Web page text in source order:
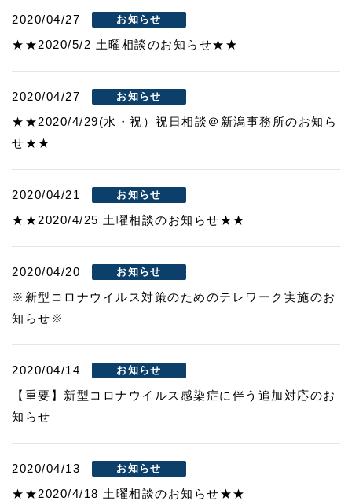
2020/04/27 お知らせ
★★2020/5/2 土曜相談のお知らせ★★
2020/04/27 お知らせ
★★2020/4/29(水・祝）祝日相談＠新潟事務所のお知ら
せ★★
2020/04/21 お知らせ
★★2020/4/25 土曜相談のお知らせ★★
2020/04/20 お知らせ
※新型コロナウイルス対策のためのテレワーク実施のお
知らせ※
2020/04/14 お知らせ
【重要】新型コロナウイルス感染症に伴う追加対応のお
知らせ
2020/04/13 お知らせ
★★2020/4/18 土曜相談のお知らせ★★